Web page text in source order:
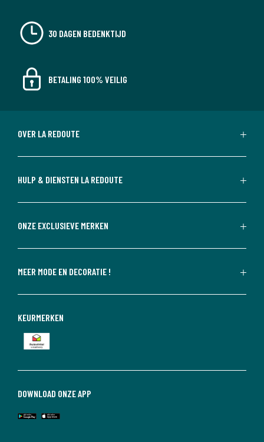
30 DAGEN BEDENKTIJD
BETALING 100% VEILIG
OVER LA REDOUTE
HULP & DIENSTEN LA REDOUTE
ONZE EXCLUSIEVE MERKEN
MEER MODE EN DECORATIE !
DOWNLOAD ONZE APP
KEURMERKEN